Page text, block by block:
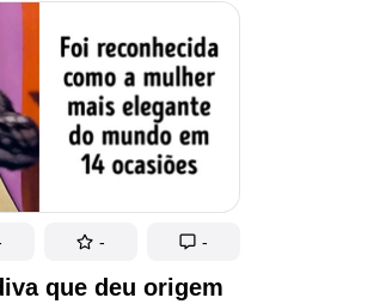
que deu origem
- -